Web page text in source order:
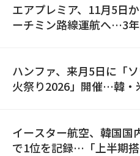
エアプレミア、11月5日
ーチミン路線運航へ…3
ハンファ、来月5日に「
火祭り2026」開催…韓・
イースター航空、韓国国
で1位を記録…「上半期搭